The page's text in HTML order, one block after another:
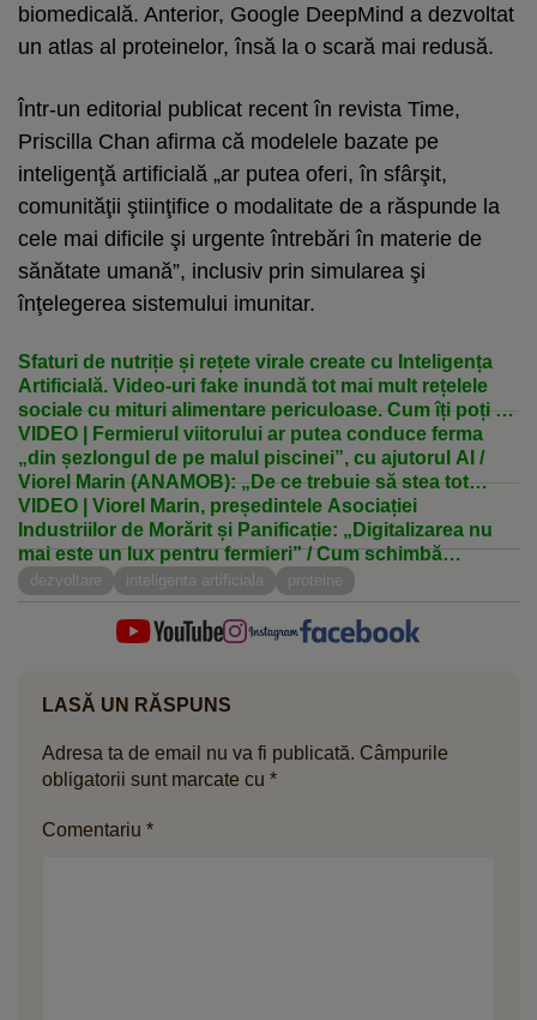
biomedicală. Anterior, Google DeepMind a dezvoltat
un atlas al proteinelor, însă la o scară mai redusă.
Într-un editorial publicat recent în revista Time,
Priscilla Chan afirma că modelele bazate pe
inteligenţă artificială „ar putea oferi, în sfârşit,
comunităţii ştiinţifice o modalitate de a răspunde la
cele mai dificile şi urgente întrebări în materie de
sănătate umană”, inclusiv prin simularea şi
înţelegerea sistemului imunitar.
Sfaturi de nutriție și rețete virale create cu Inteligența
Artificială. Video-uri fake inundă tot mai mult rețelele
sociale cu mituri alimentare periculoase. Cum îți poți da
seama că un video este produs de AI
VIDEO | Fermierul viitorului ar putea conduce ferma
„din șezlongul de pe malul piscinei”, cu ajutorul AI /
Viorel Marin (ANAMOB): „De ce trebuie să stea tot
timpul în grajd?”
VIDEO | Viorel Marin, președintele Asociației
Industriilor de Morărit și Panificație: „Digitalizarea nu
mai este un lux pentru fermieri” / Cum schimbă
tehnologia agricultura românească
dezvoltare inteligenta artificiala proteine
LASĂ UN RĂSPUNS
Adresa ta de email nu va fi publicată. Câmpurile
obligatorii sunt marcate cu *
Comentariu *